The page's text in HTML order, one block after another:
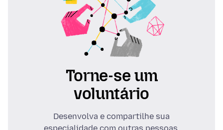
Torne-se um
voluntário
Desenvolva e compartilhe sua